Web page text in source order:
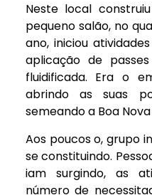
Neste local
pequeno salão, no
ano, iniciou
aplicação de
fluidificada. Era o
abrindo as suas
semeando a Boa
Aos poucos o, grupo
se constituindo.
iam surgindo, as
número de